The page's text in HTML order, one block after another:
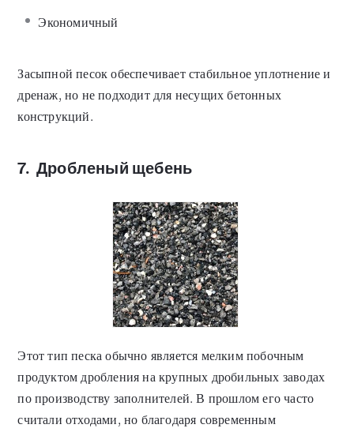
Экономичный
Засыпной песок обеспечивает стабильное уплотнение и
дренаж, но не подходит для несущих бетонных
конструкций.
7. Дробленый щебень
Этот тип песка обычно является мелким побочным
продуктом дробления на крупных дробильных заводах
по производству заполнителей. В прошлом его часто
считали отходами, но благодаря современным